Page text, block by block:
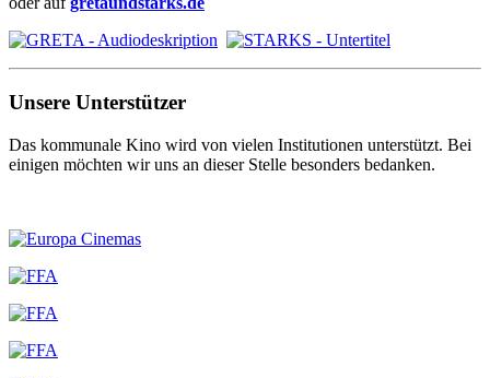
Unsere Unterstützer
Das kommunale Kino wird von vielen Institutionen unterstützt. Bei
einigen möchten wir uns an dieser Stelle besonders bedanken.